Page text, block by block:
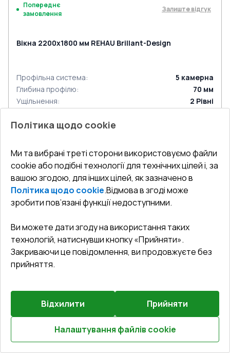
Розрахуй онлайн
Попереднє
замовлення
Залиште відгук
Вікна 2200x1800 мм REHAU Brillant-Design
Профільна система: 5 камерна
Глибина профілю: 70 мм
Ущільнення: 2 Рівні
Зламобезпека:
€780.53
€507.35
Детальніше / Змінити
Комплектація
Без ручки
Політика щодо cookie
Ми та вибрані треті сторони використовуємо файли
cookie або подібні технології для технічних цілей і, за
вашою згодою, для інших цілей, як зазначено в
Політика щодо cookie.Відмова в згоді може
зробити пов’язані функції недоступними.
Ви можете дати згоду на використання таких
технологій, натиснувши кнопку «Прийняти».
Закриваючи це повідомлення, ви продовжуєте без
прийняття.
Відхилити Прийняти
Налаштування файлів cookie